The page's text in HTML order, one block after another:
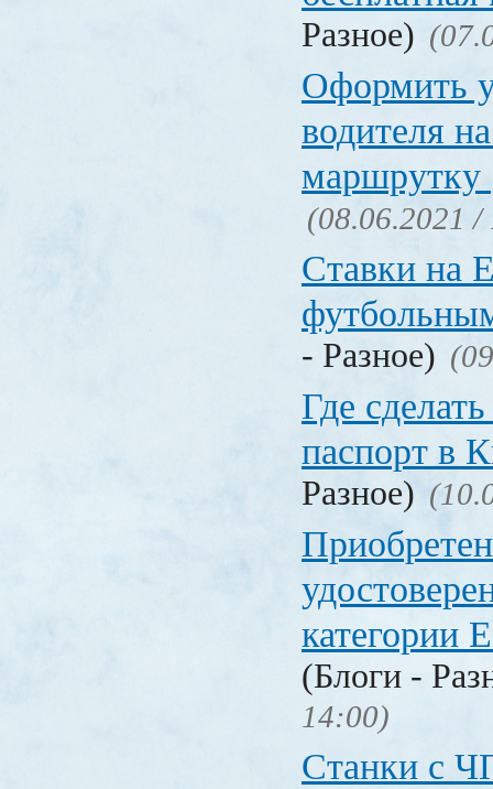
Разное)
Оформить
водителя
маршрутку
(08.06.2021 /
Ставки на
- Разное)
Где
паспорт в
Разное)
категории
(Блоги -
14:00)
Станки с